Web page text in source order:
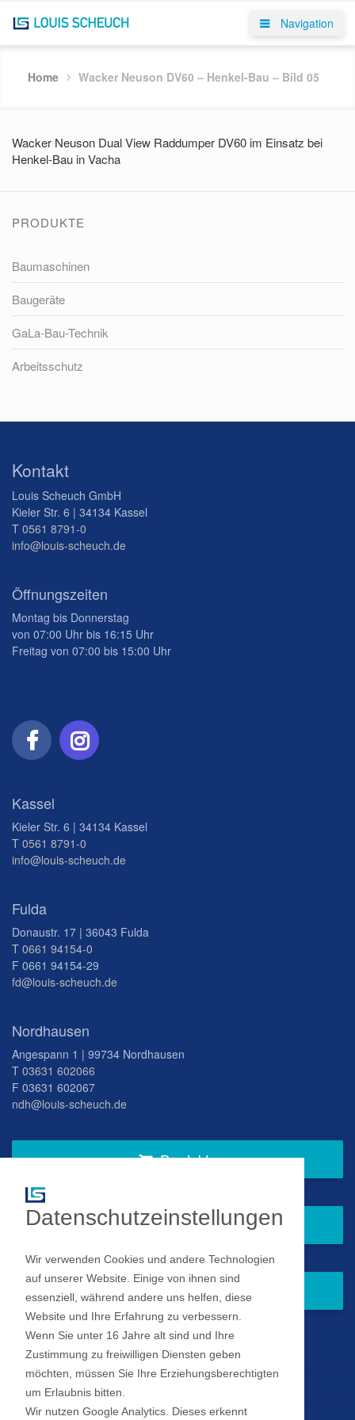
Navigation
Home Wacker Neuson DV60 – Henkel-Bau – Bild 05
Wacker Neuson Dual View Raddumper DV60 im Einsatz bei
Henkel-Bau in Vacha
PRODUKTE
Baumaschinen
Baugeräte
GaLa-Bau-Technik
Arbeitsschutz
Kontakt
Louis Scheuch GmbH
Kieler Str. 6 | 34134 Kassel
T 0561 8791-0
info@louis-scheuch.de
Öffnungszeiten
Montag bis Donnerstag
von 07:00 Uhr bis 16:15 Uhr
Freitag von 07:00 bis 15:00 Uhr
Kassel
Kieler Str. 6 | 34134 Kassel
T 0561 8791-0
info@louis-scheuch.de
Fulda
Donaustr. 17 | 36043 Fulda
T 0661 94154-0
F 0661 94154-29
fd@louis-scheuch.de
Nordhausen
Angespann 1 | 99734 Nordhausen
T 03631 602066
F 03631 602067
ndh@louis-scheuch.de
Produkte
Fragen Sie gern bei uns an
Zum Newsletter anmelden
Impressum
Datenschutz
Datenschutzeinstellungen
Wir verwenden Cookies und andere Technologien
auf unserer Website. Einige von ihnen sind
essenziell, während andere uns helfen, diese
Website und Ihre Erfahrung zu verbessern.
Wenn Sie unter 16 Jahre alt sind und Ihre
Zustimmung zu freiwilligen Diensten geben
möchten, müssen Sie Ihre Erziehungsberechtigten
um Erlaubnis bitten.
Wir nutzen Google Analytics. Dieses erkennt